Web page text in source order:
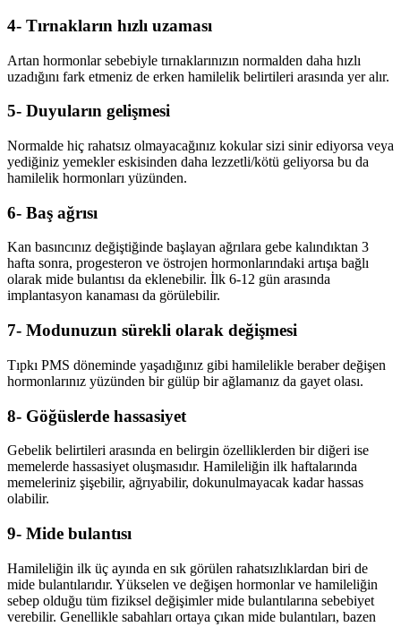
4- Tırnakların hızlı uzaması
Artan hormonlar sebebiyle tırnaklarınızın normalden daha hızlı
uzadığını fark etmeniz de erken hamilelik belirtileri arasında yer alır.
5- Duyuların gelişmesi
Normalde hiç rahatsız olmayacağınız kokular sizi sinir ediyorsa veya
yediğiniz yemekler eskisinden daha lezzetli/kötü geliyorsa bu da
hamilelik hormonları yüzünden.
6- Baş ağrısı
Kan basıncınız değiştiğinde başlayan ağrılara gebe kalındıktan 3
hafta sonra, progesteron ve östrojen hormonlarındaki artışa bağlı
olarak mide bulantısı da eklenebilir. İlk 6-12 gün arasında
implantasyon kanaması da görülebilir.
7- Modunuzun sürekli olarak değişmesi
Tıpkı PMS döneminde yaşadığınız gibi hamilelikle beraber değişen
hormonlarınız yüzünden bir gülüp bir ağlamanız da gayet olası.
8- Göğüslerde hassasiyet
Gebelik belirtileri arasında en belirgin özelliklerden bir diğeri ise
memelerde hassasiyet oluşmasıdır. Hamileliğin ilk haftalarında
memeleriniz şişebilir, ağrıyabilir, dokunulmayacak kadar hassas
olabilir.
9- Mide bulantısı
Hamileliğin ilk üç ayında en sık görülen rahatsızlıklardan biri de
mide bulantılarıdır. Yükselen ve değişen hormonlar ve hamileliğin
sebep olduğu tüm fiziksel değişimler mide bulantılarına sebebiyet
verebilir. Genellikle sabahları ortaya çıkan mide bulantıları, bazen